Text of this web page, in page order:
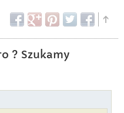
? Szukamy